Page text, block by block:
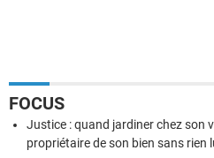
FOCUS
Justice : quand jardiner chez son
propriétaire de son bien sans rien